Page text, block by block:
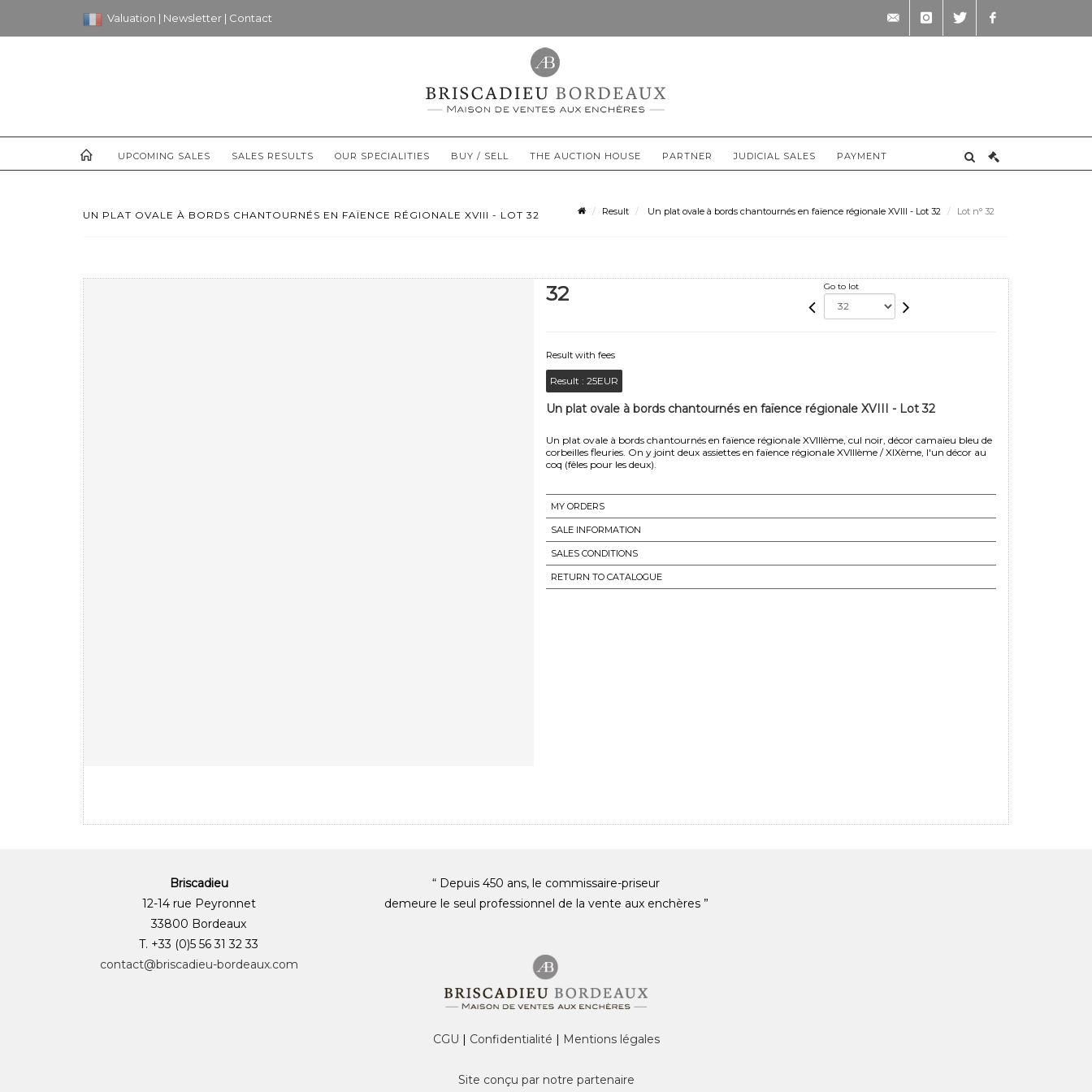
Valuation | Newsletter | Contact
UPCOMING SALES SALES RESULTS OUR SPECIALITIES BUY / SELL THE AUCTION HOUSE PARTNER JUDICIAL SALES PAYMENT
UN PLAT OVALE À BORDS CHANTOURNÉS EN FAÏENCE RÉGIONALE XVIII - LOT 32 Result Un plat ovale à bords chantournés en faïence régionale XVIII - Lot 32 Lot n° 32
32 Go to lot
Result with fees
Result : 25EUR
Un plat ovale à bords chantournés en faïence régionale XVIII - Lot 32
Un plat ovale à bords chantournés en faïence régionale XVIIIème, cul noir, décor camaïeu bleu de
corbeilles fleuries. On y joint deux assiettes en faïence régionale XVIIIème / XIXème, l'un décor au
coq (fêles pour les deux).
MY ORDERS
SALE INFORMATION
SALES CONDITIONS
RETURN TO CATALOGUE
Briscadieu
12-14 rue Peyronnet
33800 Bordeaux
T. +33 (0)5 56 31 32 33
contact@briscadieu-bordeaux.com
“ Depuis 450 ans, le commissaire-priseur
demeure le seul professionnel de la vente aux enchères ”
CGU | Confidentialité | Mentions légales
Site conçu par notre partenaire